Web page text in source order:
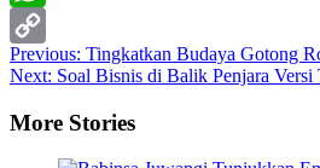
WhatsApp
Copy
Post
navigation
Previous: Tingkatkan Budaya Gotong
Next: Soal Bisnis di Balik Penjara
More Stories